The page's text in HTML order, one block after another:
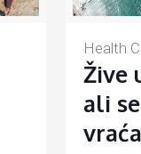
Health
Žive
ali